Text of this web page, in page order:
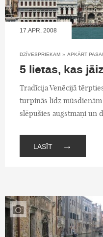
17.APR, 2008
DZĪVESPRIEKAM » APKĀRT
5 lietas, kas
Tradīcija Venēcijā
turpinās līdz
slēpušies augstmaņi un
LASĪT →